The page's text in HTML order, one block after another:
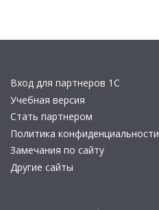
Вход для партнеров 1С
Учебная версия
Стать партнером
Политика конфиденциальности
Замечания по сайту
Другие сайты